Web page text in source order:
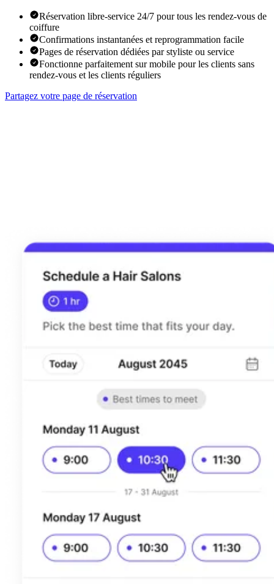
Réservation libre-service 24/7 pour tous les rendez-vous de
coiffure
Confirmations instantanées et reprogrammation facile
Pages de réservation dédiées par styliste ou service
Fonctionne parfaitement sur mobile pour les clients sans
rendez-vous et les clients réguliers
Partagez votre page de réservation